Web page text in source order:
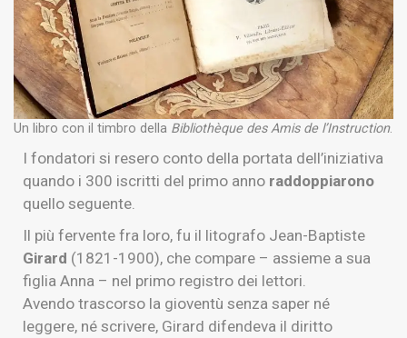
Un libro con il timbro della Bibliothèque des Amis de l’Instruction.
I fondatori si resero conto della portata dell’iniziativa
quando i 300 iscritti del primo anno raddoppiarono
quello seguente.
Il più fervente fra loro, fu il litografo Jean-Baptiste
Girard (1821-1900), che compare – assieme a sua
figlia Anna – nel primo registro dei lettori.
Avendo trascorso la gioventù senza saper né
leggere, né scrivere, Girard difendeva il diritto